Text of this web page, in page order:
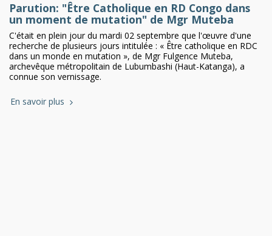
Parution: "Être Catholique en RD Congo dans
un moment de mutation" de Mgr Muteba
C'était en plein jour du mardi 02 septembre que l'œuvre d'une
recherche de plusieurs jours intitulée : « Être catholique en RDC
dans un monde en mutation », de Mgr Fulgence Muteba,
archevêque métropolitain de Lubumbashi (Haut-Katanga), a
connue son vernissage.
En savoir plus